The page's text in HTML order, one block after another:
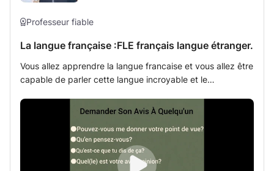
(accessible en transports en commun). Que vous
examen, je serai ravie de vous accompagner !
Professeur fiable
La langue française :FLE français langue étranger.
Vous allez apprendre la langue francaise et vous allez être
capable de parler cette langue incroyable et le
les domaines d'une langue,phonètique,le grammaire ....Le